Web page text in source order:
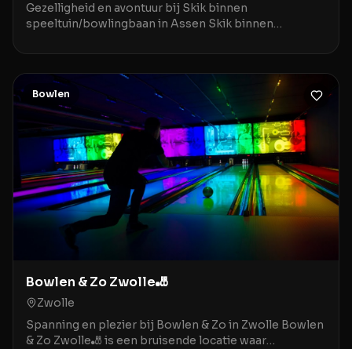
Gezelligheid en avontuur bij Skik binnen
speeltuin/bowlingbaan in Assen Skik binnen
bestemming voor gezinn
Bowlen
Bowlen & Zo Zwolle🎳
Zwolle
Spanning en plezier bij Bowlen & Zo in Zwolle Bowlen
& Zo Zwolle🎳 is een bruisende locatie waar